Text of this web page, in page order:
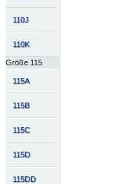
110J
110K
Größe 115
115A
115B
115C
115D
115DD